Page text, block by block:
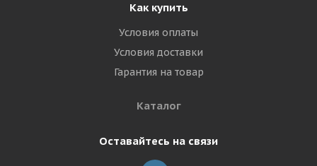
Как купить
Условия оплаты
Условия доставки
Гарантия на товар
Каталог
Оставайтесь на связи